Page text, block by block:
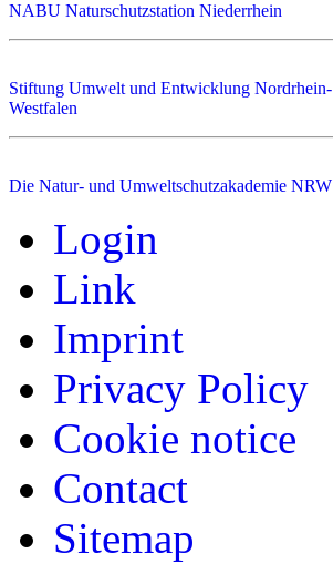
NABU Naturschutzstation Niederrhein
Stiftung Umwelt und Entwicklung Nordrhein-
Westfalen
Die Natur- und Umweltschutzakademie NRW
Login
Link
Imprint
Privacy Policy
Cookie notice
Contact
Sitemap